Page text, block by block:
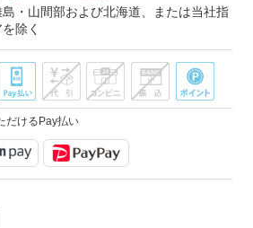
・山間部および北海道、または当社指
除く
だけるPay払い